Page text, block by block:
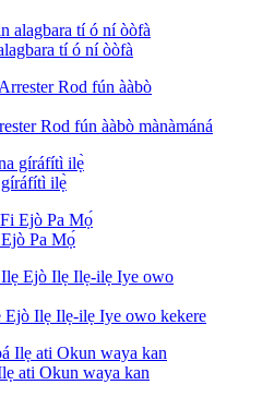
tí ó ní òòfà
Rod fún ààbò mànàmáná
ilẹ̀
Pa Mọ́
Ejò Ilẹ Ilẹ-ilẹ Iye owo kekere
ati Okun waya kan